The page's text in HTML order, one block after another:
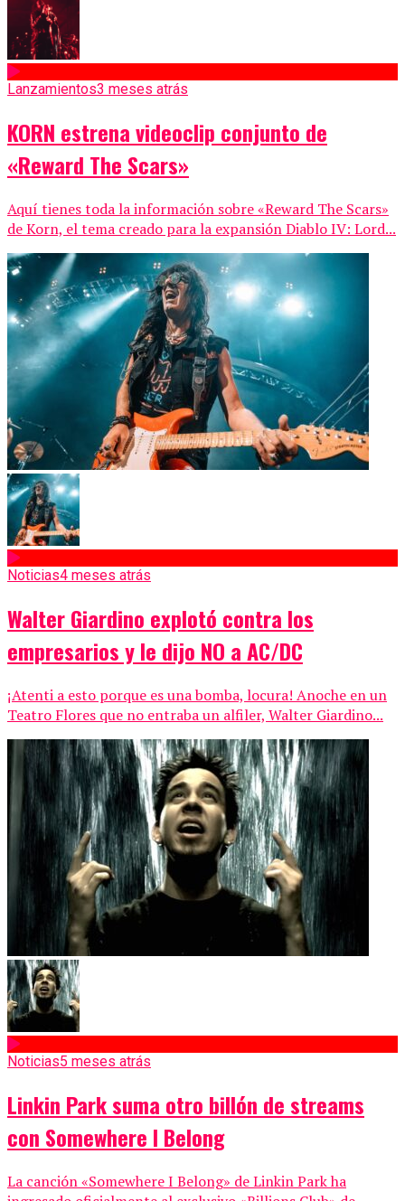
Lanzamientos3 meses atrás
KORN estrena videoclip conjunto de
«Reward The Scars»
Aquí tienes toda la información sobre «Reward The Scars»
de Korn, el tema creado para la expansión Diablo IV: Lord...
Noticias4 meses atrás
Walter Giardino explotó contra los
empresarios y le dijo NO a AC/DC
¡Atenti a esto porque es una bomba, locura! Anoche en un
Teatro Flores que no entraba un alfiler, Walter Giardino...
Noticias5 meses atrás
Linkin Park suma otro billón de streams
con Somewhere I Belong
La canción «Somewhere I Belong» de Linkin Park ha